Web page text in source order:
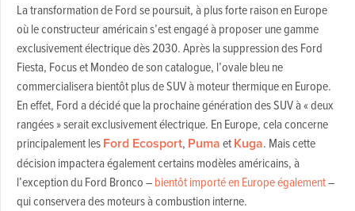
La transformation de Ford se poursuit, à plus forte raison en Europe
où le constructeur américain s’est engagé à proposer une gamme
exclusivement électrique dès 2030. Après la suppression des Ford
Fiesta, Focus et Mondeo de son catalogue, l’ovale bleu ne
commercialisera bientôt plus de SUV à moteur thermique en Europe.
En effet, Ford a décidé que la prochaine génération des SUV à « deux
rangées » serait exclusivement électrique. En Europe, cela concerne
principalement lesFord Ecosport, PumaetKuga. Mais cette
décision impactera également certains modèles américains, à
l’exception du Ford Bronco –bientôt importé en Europe également–
qui conservera des moteurs à combustion interne.